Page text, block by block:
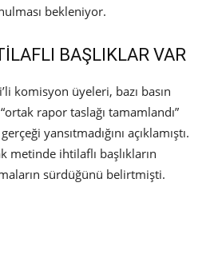
bekleniyor.
BAŞLIKLAR VAR
komisyon üyeleri, bazı basın
rapor taslağı tamamlandı”
yansıtmadığını açıklamıştı.
metinde ihtilaflı başlıkların
sürdüğünü belirtmişti.